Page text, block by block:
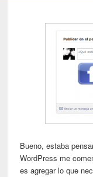
Bueno, estaba
WordPress me
es agregar lo que